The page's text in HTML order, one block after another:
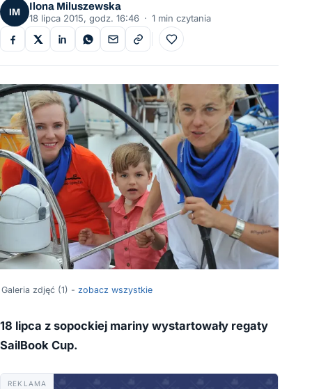
IM
Ilona Miluszewska
18 lipca 2015, godz. 16:46 · 1 min czytania
Do ulubionych
Galeria zdjęć (1) - zobacz wszystkie
18 lipca z sopockiej mariny wystartowały regaty
SailBook Cup.
REKLAMA